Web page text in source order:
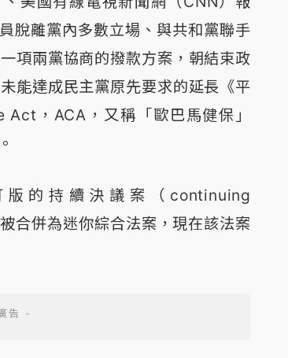
脫離黨內多數立場、與共和黨聯手
項兩黨協商的撥款方案，朝結束政
能達成民主黨原先要求的延長《平
，ACA，又稱「歐巴馬健保」
的持續決議案（continuing
合併為迷你綜合法案，現在該法案